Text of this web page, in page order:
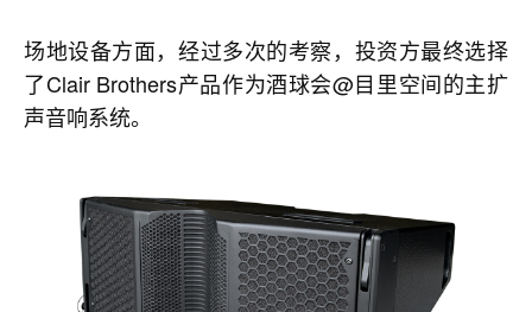
场地设备方面，经过多次的考察，投资方最终选择
了Clair Brothers产品作为酒球会@目里空间的主扩
声音响系统。